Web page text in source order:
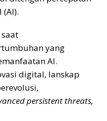
yang
AI.
digital, lanskap
persistent threats,